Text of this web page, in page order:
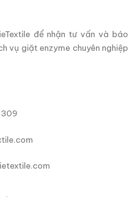
để nhận tư vấn và báo
vụ giặt enzyme chuyên nghiệp
309